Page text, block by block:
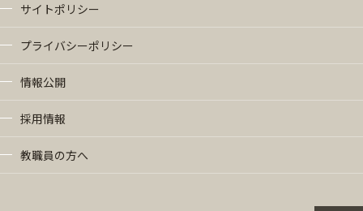
サイトポリシー
プライバシーポリシー
情報公開
採用情報
教職員の方へ